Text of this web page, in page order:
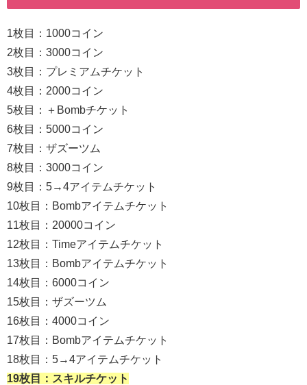
1枚目：1000コイン
2枚目：3000コイン
3枚目：プレミアムチケット
4枚目：2000コイン
5枚目：＋Bombチケット
6枚目：5000コイン
7枚目：ザズーツム
8枚目：3000コイン
9枚目：5→4アイテムチケット
10枚目：Bombアイテムチケット
11枚目：20000コイン
12枚目：Timeアイテムチケット
13枚目：Bombアイテムチケット
14枚目：6000コイン
15枚目：ザズーツム
16枚目：4000コイン
17枚目：Bombアイテムチケット
18枚目：5→4アイテムチケット
19枚目：スキルチケット